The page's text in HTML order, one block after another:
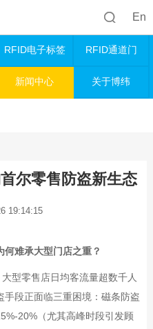
En
RFID电子标签 RFID通道门
新闻中心 关于博纬
尔零售防盗新生态
19:14:15
难承大型门店之重？
型零售店日均客流量超数千人
手段正面临三重困境：磁条防盗
20%（尤其高峰时段引发顾